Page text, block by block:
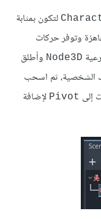
لتكون بمثابة
وتوفر حركات
Node3D وأطلق
الشخصية، ثم اسحب
إلى Pivot لإضافة